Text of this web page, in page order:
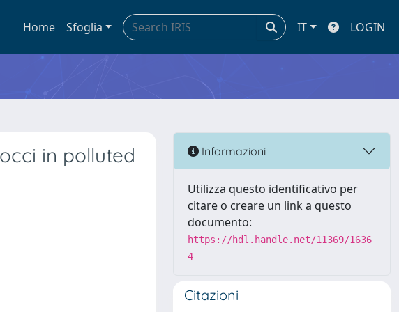
Home Sfoglia IT LOGIN
in polluted
Informazioni
Utilizza questo identificativo per
citare o creare un link a questo
documento:
https://hdl.handle.net/11369/1636
4
Citazioni